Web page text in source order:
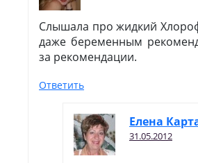
Слышала про жидкий
даже беременным
за рекомендации.
Ответить
Елена
31.05.2012